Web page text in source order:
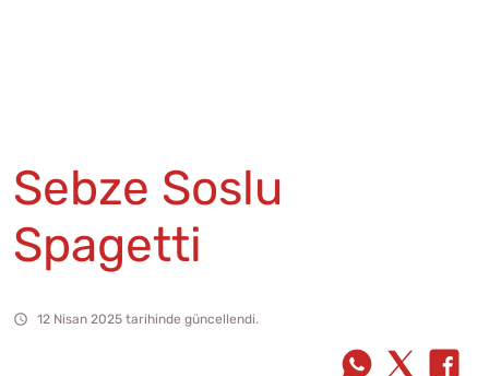
Sebze Soslu
Spagetti
12 Nisan 2025 tarihinde güncellendi.